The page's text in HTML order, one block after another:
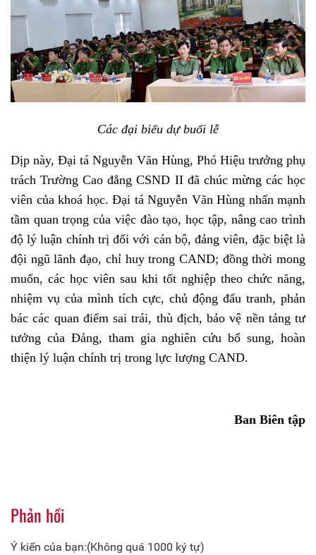
Các đại biểu dự buổi lễ
Dịp này, Đại tá Nguyễn Văn Hùng, Phó Hiệu trưởng phụ
trách Trường Cao đẳng CSND II đã chúc mừng các học
viên của khoá học. Đại tá Nguyễn Văn Hùng nhấn mạnh
tầm quan trọng của việc đào tạo, học tập, nâng cao trình
độ lý luận chính trị đối với cán bộ, đảng viên, đặc biệt là
đội ngũ lãnh đạo, chỉ huy trong CAND; đồng thời mong
muốn, các học viên sau khi tốt nghiệp theo chức năng,
nhiệm vụ của mình tích cực, chủ động đấu tranh, phản
bác các quan điểm sai trái, thù địch, bảo vệ nền tảng tư
tưởng của Đảng, tham gia nghiên cứu bổ sung, hoàn
thiện lý luận chính trị trong lực lượng CAND.
Ban Biên tập
Phản hồi
Ý kiến của bạn:(Không quá 1000 ký tự)